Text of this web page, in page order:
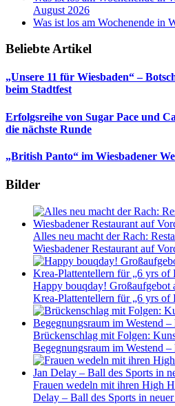
August 2026
Was ist los am Wochenende in
Beliebte Artikel
„Unsere 11 für Wiesbaden“ –
beim Stadtfest
Erfolgsreihe von Sugar Pace und
die nächste Runde
„British Panto“ im Wiesbadener
Bilder
Alles neu macht der Rach:
Wiesbadener Restaurant auf
Happy bouqday! Großaufgebot
Krea-Plattentellern für „6 yrs of
Brückenschlag mit Folgen:
Begegnungsraum im Westend
Frauen wedeln mit ihren High
Delay – Ball des Sports in